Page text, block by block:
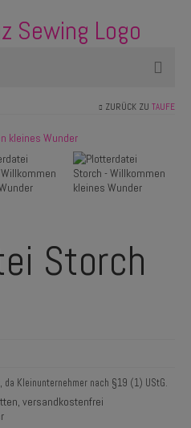
ZURÜCK ZU TAUFE
Storch
da Kleinunternehmer nach §19 (1) UStG.
versandkostenfrei